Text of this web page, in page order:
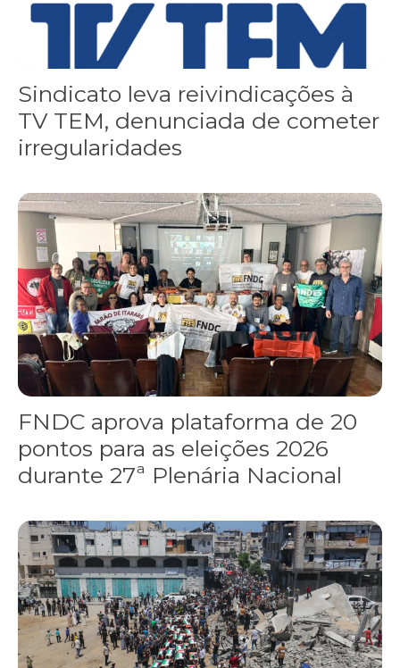
Sindicato leva reivindicações à
TV TEM, denunciada de cometer
irregularidades
FNDC aprova plataforma de 20 pontos para as eleições 2026
FNDC aprova plataforma de 20
pontos para as eleições 2026
durante 27ª Plenária Nacional
Gaza realiza funeral coletivo de 112 pessoas assassinadas por